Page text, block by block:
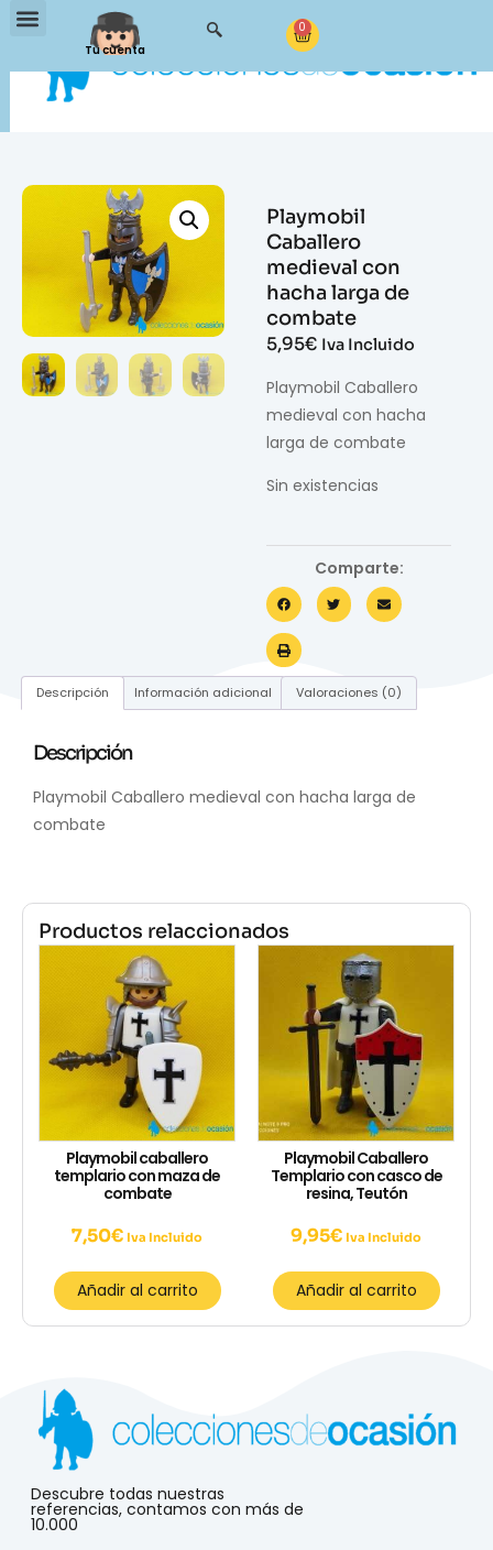
Tu cuenta
0
Playmobil
Caballero
medieval con
hacha larga de
combate
5,95€ Iva Incluido
Playmobil Caballero
medieval con hacha
larga de combate
Sin existencias
Comparte:
Descripción Información adicional Valoraciones (0)
Descripción
Playmobil Caballero medieval con hacha larga de
combate
Productos relaccionados
Playmobil caballero
templario con maza de
combate
7,50€ Iva Incluido
Añadir al carrito
Playmobil Caballero
Templario con casco de
resina, Teutón
9,95€ Iva Incluido
Añadir al carrito
Descubre todas nuestras
referencias, contamos con más de
10.000